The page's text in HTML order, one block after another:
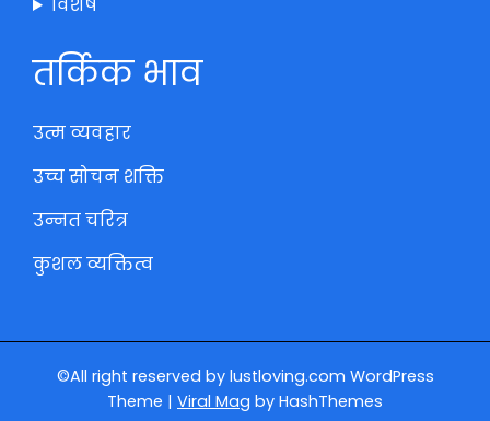
तर्किक भाव
उत्म व्यवहार
उच्च सोचन शक्ति
उन्नत चरित्र
कुशल व्यक्तित्व
©All right reserved by lustloving.com WordPress
Theme | Viral Mag by HashThemes